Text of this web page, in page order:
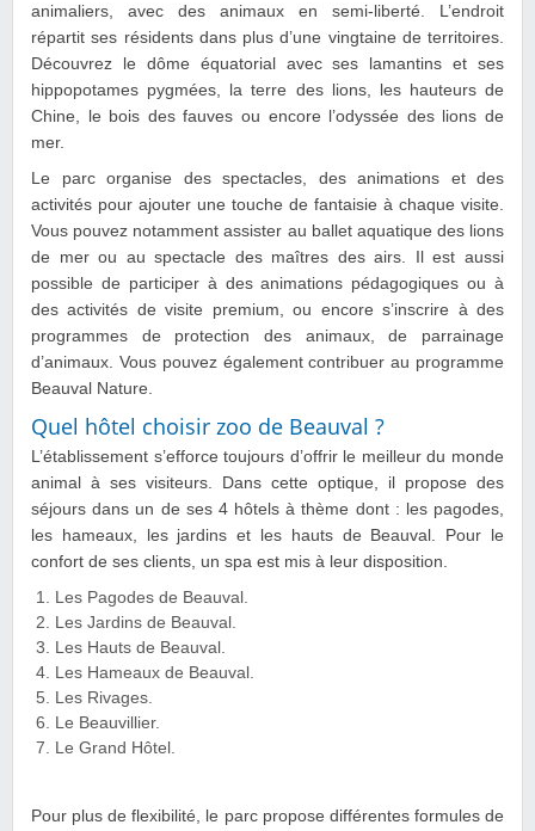
animaliers, avec des animaux en semi-liberté. L’endroit
répartit ses résidents dans plus d’une vingtaine de territoires.
Découvrez le dôme équatorial avec ses lamantins et ses
hippopotames pygmées, la terre des lions, les hauteurs de
Chine, le bois des fauves ou encore l’odyssée des lions de
mer.
Le parc organise des spectacles, des animations et des
activités pour ajouter une touche de fantaisie à chaque visite.
Vous pouvez notamment assister au ballet aquatique des lions
de mer ou au spectacle des maîtres des airs. Il est aussi
possible de participer à des animations pédagogiques ou à
des activités de visite premium, ou encore s’inscrire à des
programmes de protection des animaux, de parrainage
d’animaux. Vous pouvez également contribuer au programme
Beauval Nature.
Quel hôtel choisir zoo de Beauval ?
L’établissement s’efforce toujours d’offrir le meilleur du monde
animal à ses visiteurs. Dans cette optique, il propose des
séjours dans un de ses 4 hôtels à thème dont : les pagodes,
les hameaux, les jardins et les hauts de Beauval. Pour le
confort de ses clients, un spa est mis à leur disposition.
Les Pagodes de Beauval.
Les Jardins de Beauval.
Les Hauts de Beauval.
Les Hameaux de Beauval.
Les Rivages.
Le Beauvillier.
Le Grand Hôtel.
Pour plus de flexibilité, le parc propose différentes formules de